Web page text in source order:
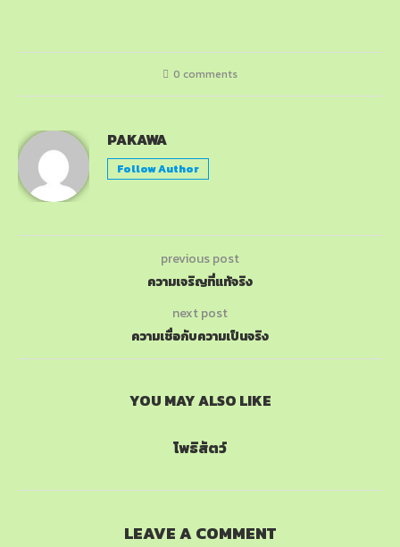
0 comments
PAKAWA
Follow Author
previous post
ความเจริญที่แท้จริง
next post
ความเชื่อกับความเป็นจริง
YOU MAY ALSO LIKE
โพธิสัตว์
LEAVE A COMMENT